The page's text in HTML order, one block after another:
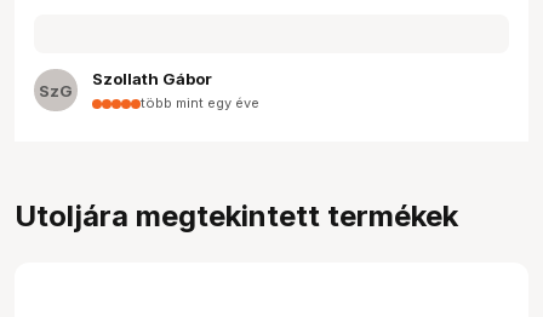
SzG
Szollath Gábor
több mint egy éve
Utoljára megtekintett termékek